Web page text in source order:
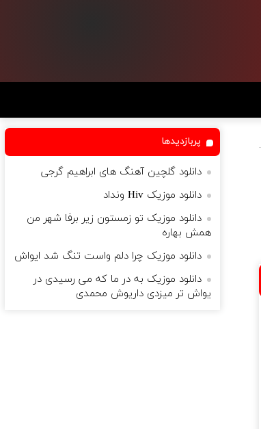
پربازدیدها
دانلود گلچین آهنگ های ابراهیم گرجی
دانلود موزیک Hiv ونداد
دانلود موزیک تو زمستون زیر برفا شهر من
همش بهاره
دانلود موزیک چرا دلم واست تنگ شد ایواش
دانلود موزیک به در ما که می رسیدی در
یواش تر میزدی داریوش محمدی